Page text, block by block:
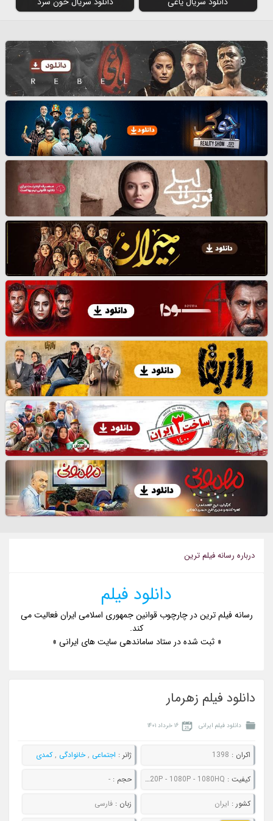
درباره رسانه فيلم ترين
دانلود فیلم
رسانه فیلم ترین در چارچوب قوانین جمهوری اسلامی ایران فعالیت می
کند.
« ثبت شده در ستاد ساماندهی سایت های ایرانی »
دانلود فیلم زهرمار
دانلود فیلم ایرانی ۱۶ خرداد ۱۴۰۱
اکران : 1398 ژانر : اجتماعی ,خانوادگی ,کمدی
کيفيت : 480P - 720P - 1080P - 1080HQ حجم : -
کشور : ایران زبان : فارسی